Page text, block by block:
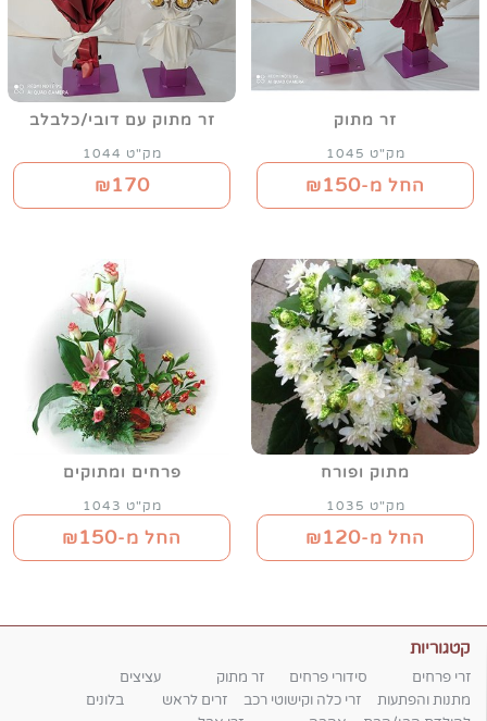
זר מתוק
מק"ט 1045
החל מ-₪150
זר מתוק עם דובי/כלבלב
מק"ט 1044
₪170
מתוק ופורח
מק"ט 1035
החל מ-₪120
פרחים ומתוקים
מק"ט 1043
החל מ-₪150
קטגוריות
זרי פרחים סידורי פרחים זר מתוק
עציצים
מתנות והפתעות
זרי כלה וקישוטי רכב זרים לראש
בלונים